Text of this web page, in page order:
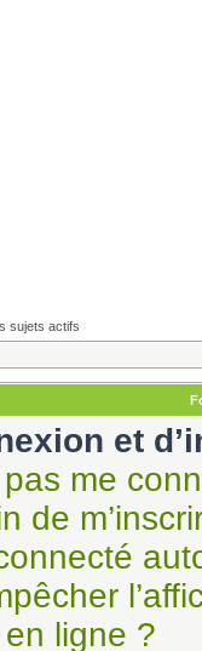
sujets actifs
et
me
de
ligne ?